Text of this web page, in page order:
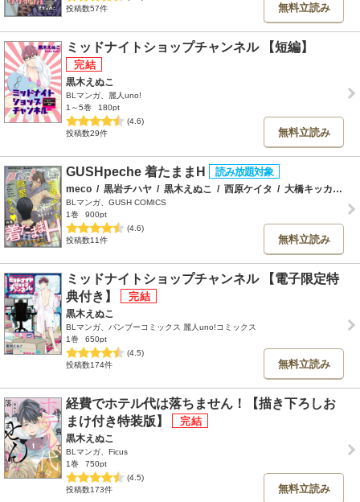
投稿数57件
無料立読み
ミッドナイトショップチャンネル 【短編】
黒木えぬこ
BLマンガ、麗人uno!
1～5巻
180pt
(4.6)
投稿数29件
無料立読み
GUSHpeche 着たままH
meco / 黒岩チハヤ / 黒木えぬこ / 西原ケイタ / 大橋キッカ /
BLマンガ、GUSH COMICS
1巻
900pt
(4.6)
投稿数11件
無料立読み
ミッドナイトショップチャンネル 【電子限定特
典付き】
黒木えぬこ
BLマンガ、バンブーコミックス 麗人uno!コミックス
1巻
650pt
(4.5)
投稿数174件
無料立読み
経費でホテル代は落ちません！【描き下ろしお
まけ付き特装版】
黒木えぬこ
BLマンガ、Ficus
1巻
750pt
(4.5)
投稿数173件
無料立読み